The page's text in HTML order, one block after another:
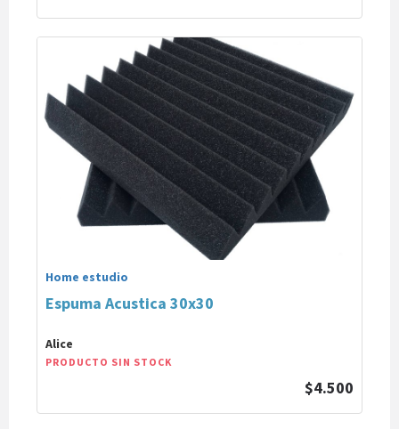
Home estudio
Espuma Acustica 30x30
Alice
PRODUCTO SIN STOCK
$4.500